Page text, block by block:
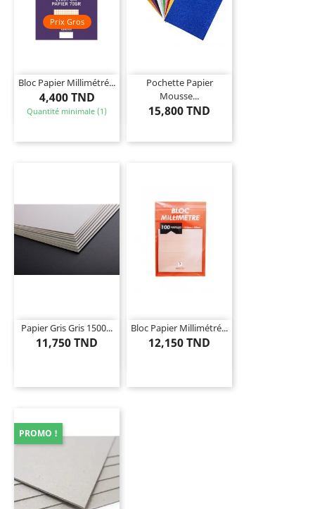
Bloc Papier Millimétré...
4,400 TND
Quantité minimale (1)
Prix Gros
Pochette Papier
Mousse...
15,800 TND
Papier Gris Gris 1500...
11,750 TND
Bloc Papier Millimétré...
12,150 TND
PROMO !